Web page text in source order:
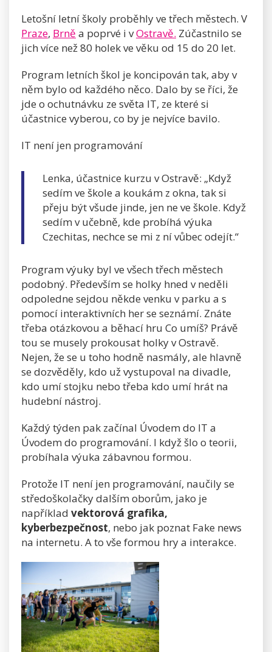
Letošní letní školy proběhly ve třech městech. V
Praze, Brně a poprvé i vOstravě. Zúčastnilo se
jich více než 80 holek ve věku od 15 do 20 let.
Program letních škol je koncipován tak, aby v
něm bylo od každého něco. Dalo by se říci, že
jde o ochutnávku ze světa IT, ze které si
účastnice vyberou, co by je nejvíce bavilo.
IT není jen programování
Lenka, účastnice kurzu v Ostravě: „Když
sedím ve škole a koukám z okna, tak si
přeju být všude jinde, jen ne ve škole. Když
sedím v učebně, kde probíhá výuka
Czechitas, nechce se mi z ní vůbec odejít.“
Program výuky byl ve všech třech městech
podobný. Především se holky hned v neděli
odpoledne sejdou někde venku v parku a s
pomocí interaktivních her se seznámí. Znáte
třeba otázkovou a běhací hru Co umíš? Právě
tou se musely prokousat holky v Ostravě.
Nejen, že se u toho hodně nasmály, ale hlavně
se dozvěděly, kdo už vystupoval na divadle,
kdo umí stojku nebo třeba kdo umí hrát na
hudební nástroj.
Každý týden pak začínal Úvodem do IT a
Úvodem do programování. I když šlo o teorii,
probíhala výuka zábavnou formou.
Protože IT není jen programování, naučily se
středoškolačky dalším oborům, jako je
například vektorová grafika,
kyberbezpečnost, nebo jak poznat Fake news
na internetu. A to vše formou hry a interakce.